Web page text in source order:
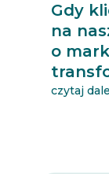
Gdy
na
o
czytaj